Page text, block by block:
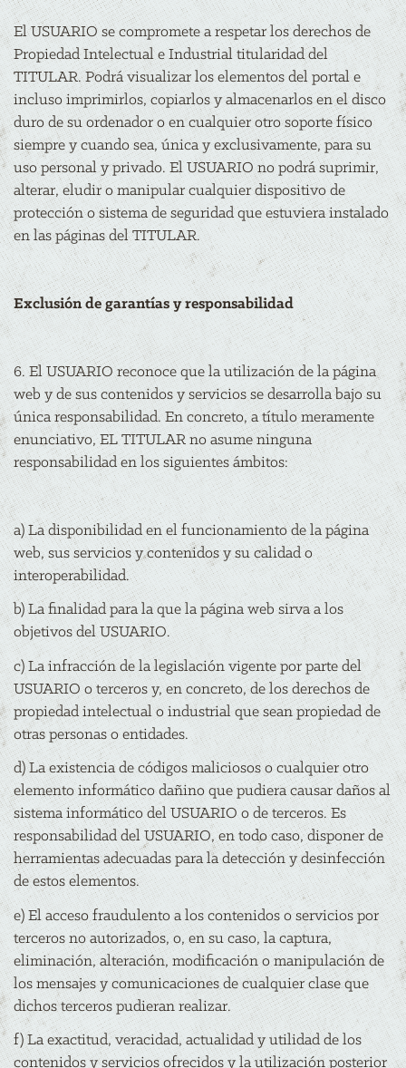
El USUARIO se compromete a respetar los derechos de
Propiedad Intelectual e Industrial titularidad del
TITULAR. Podrá visualizar los elementos del portal e
incluso imprimirlos, copiarlos y almacenarlos en el disco
duro de su ordenador o en cualquier otro soporte físico
siempre y cuando sea, única y exclusivamente, para su
uso personal y privado. El USUARIO no podrá suprimir,
alterar, eludir o manipular cualquier dispositivo de
protección o sistema de seguridad que estuviera instalado
en las páginas del TITULAR.
Exclusión de garantías y responsabilidad
6. El USUARIO reconoce que la utilización de la página
web y de sus contenidos y servicios se desarrolla bajo su
única responsabilidad. En concreto, a título meramente
enunciativo, EL TITULAR no asume ninguna
responsabilidad en los siguientes ámbitos:
a) La disponibilidad en el funcionamiento de la página
web, sus servicios y contenidos y su calidad o
interoperabilidad.
b) La finalidad para la que la página web sirva a los
objetivos del USUARIO.
c) La infracción de la legislación vigente por parte del
USUARIO o terceros y, en concreto, de los derechos de
propiedad intelectual o industrial que sean propiedad de
otras personas o entidades.
d) La existencia de códigos maliciosos o cualquier otro
elemento informático dañino que pudiera causar daños al
sistema informático del USUARIO o de terceros. Es
responsabilidad del USUARIO, en todo caso, disponer de
herramientas adecuadas para la detección y desinfección
de estos elementos.
e) El acceso fraudulento a los contenidos o servicios por
terceros no autorizados, o, en su caso, la captura,
eliminación, alteración, modificación o manipulación de
los mensajes y comunicaciones de cualquier clase que
dichos terceros pudieran realizar.
f) La exactitud, veracidad, actualidad y utilidad de los
contenidos y servicios ofrecidos y la utilización posterior